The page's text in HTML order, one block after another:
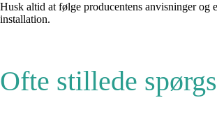
Husk altid at følge producentens anvisninger
installation.
Ofte stillede